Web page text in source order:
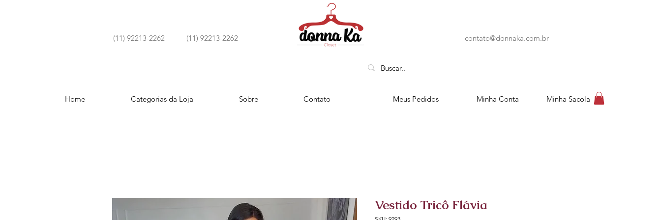
(11) 92213-2262 (11) 92213-2262 contato@donnaka.com.br
Home Categorias da Loja Sobre Contato Meus Pedidos Minha Conta Minha Sacola
Vestido Tricô Flávia